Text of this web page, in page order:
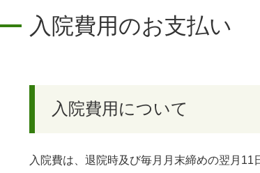
入院費用のお支払い
入院費用について
入院費は、退院時及び毎月月末締めの翌月11